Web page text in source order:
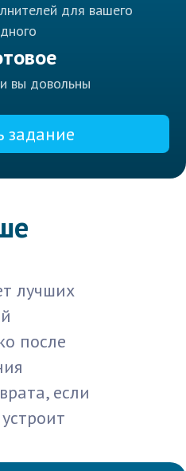
для вашего
вы довольны
задание
лучших
после
если